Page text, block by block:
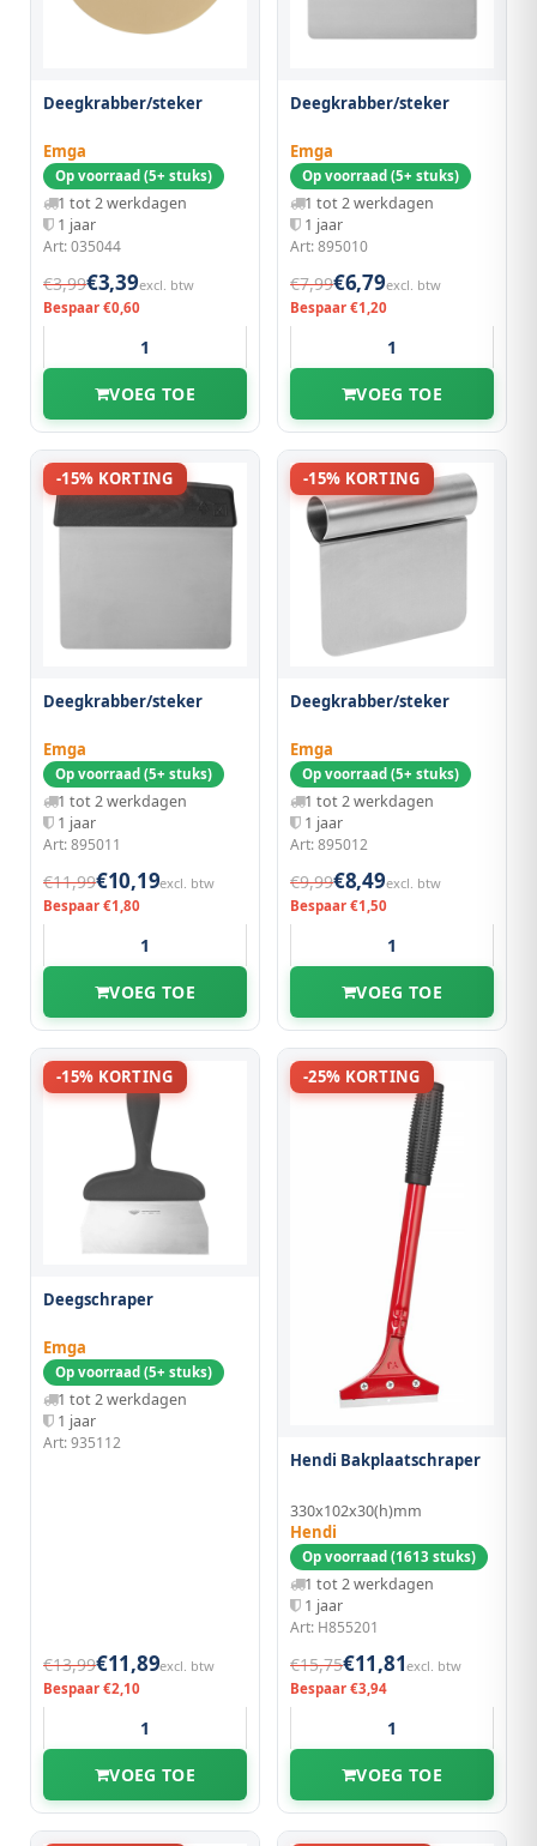
Deegkrabber/steker
Emga
Op voorraad (5+ stuks)
1 tot 2 werkdagen
1 jaar
Art: 035044
€3,99€3,39excl. btw
Bespaar €0,60
VOEG TOE
Deegkrabber/steker
Emga
Op voorraad (5+ stuks)
1 tot 2 werkdagen
1 jaar
Art: 895010
€7,99€6,79excl. btw
Bespaar €1,20
VOEG TOE
-15% KORTING
Deegkrabber/steker
Emga
Op voorraad (5+ stuks)
1 tot 2 werkdagen
1 jaar
Art: 895011
€11,99€10,19excl. btw
Bespaar €1,80
VOEG TOE
-15% KORTING
Deegkrabber/steker
Emga
Op voorraad (5+ stuks)
1 tot 2 werkdagen
1 jaar
Art: 895012
€9,99€8,49excl. btw
Bespaar €1,50
VOEG TOE
-15% KORTING
Deegschraper
Emga
Op voorraad (5+ stuks)
1 tot 2 werkdagen
1 jaar
Art: 935112
€13,99€11,89excl. btw
Bespaar €2,10
VOEG TOE
-25% KORTING
Hendi Bakplaatschraper
330x102x30(h)mm
Hendi
Op voorraad (1613 stuks)
1 tot 2 werkdagen
1 jaar
Art: H855201
€15,75€11,81excl. btw
Bespaar €3,94
VOEG TOE